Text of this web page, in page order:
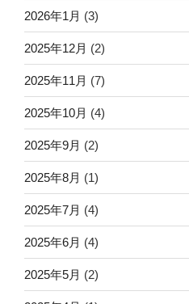
2026年1月 (3)
2025年12月 (2)
2025年11月 (7)
2025年10月 (4)
2025年9月 (2)
2025年8月 (1)
2025年7月 (4)
2025年6月 (4)
2025年5月 (2)